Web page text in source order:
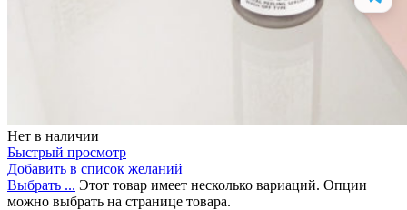
Нет в наличии
Быстрый просмотр
Добавить в список желаний
Выбрать ... Этот товар имеет несколько вариаций. Опции
можно выбрать на странице товара.